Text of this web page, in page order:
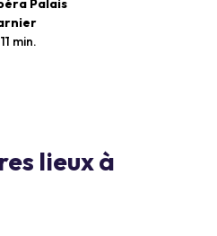
Palais
11 min.
lieux à